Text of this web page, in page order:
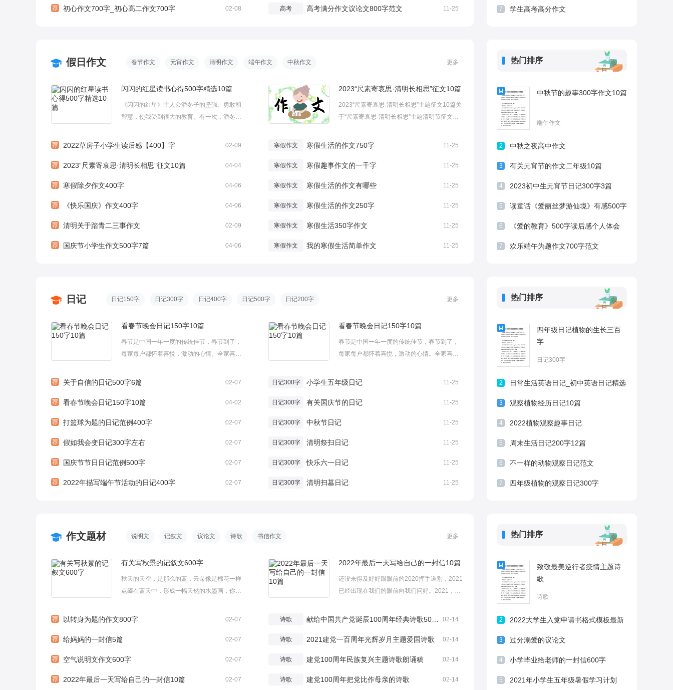
荐 初心作文700字_初心高二作文700字 02-08 高考 高考满分作文议论文800字范文 11-25 7 学生高考高分作文
假日作文 春节作文 元宵作文 清明作文 端午作文 中秋作文 更多
闪闪的红星读书心得500字精选10篇
《闪闪的红星》主人公潘冬子的坚强、勇敢和
智慧，使我受到很大的教育。有一次，潘冬子
了哨卡严禁任何人带盐上山。这里给大家分享
篇，希望对大家有所帮助。闪闪的红星读书...
荐 2022草房子小学生读后感【400】字 02-09
荐 2023“尺素寄哀思·清明长相思”征文10篇 04-04
荐 寒假除夕作文400字 04-06
荐 《快乐国庆》作文400字 04-06
荐 清明关于踏青二三事作文 02-09
荐 国庆节小学生作文500字7篇 04-06
2023“尺素寄哀思·清明长相思”征文10篇
2023“尺素寄哀思·清明长相思”主题征文10篇关
于“尺素寄哀思·清明长相思”主题清明节征文，
为大家整理的关于2023“尺素寄哀思·清明长相
清明长相思”...
寒假作文 寒假生活的作文750字 11-25
寒假作文 寒假趣事作文的一千字 11-25
寒假作文 寒假生活的作文有哪些 11-25
寒假作文 寒假生活的作文250字 11-25
寒假作文 寒假生活350字作文 11-25
寒假作文 我的寒假生活简单作文 11-25
热门排序
中秋节的趣事300字作文10篇
端午作文
2 中秋之夜高中作文
3 有关元宵节的作文二年级10篇
4 2023初中生元宵节日记300字3篇
5
读童话《爱丽丝梦游仙境》有感500字
6 《爱的教育》500字读后感个人体会
7 欢乐端午为题作文700字范文
日记 日记150字 日记300字 日记400字 日记500字 日记200字 更多
看春节晚会日记150字10篇
春节是中国一年一度的传统佳节，春节到了，
每家每户都怀着喜悦，激动的心情。全家喜气
春节晚会日记150字，一起来看看吧，希望对你
三十，我和一家人都坐在电视机旁看...
荐 关于自信的日记500字6篇 02-07
荐 看春节晚会日记150字10篇 04-02
荐 打篮球为题的日记范例400字 02-07
荐 假如我会变日记300字左右 02-07
荐 国庆节节日日记范例500字 02-07
荐 2022年描写端午节活动的日记400字 02-07
看春节晚会日记150字10篇
春节是中国一年一度的传统佳节，春节到了，
每家每户都怀着喜悦，激动的心情。全家喜气
春节晚会日记150字，一起来看看吧，希望对你
三十，我和一家人都坐在电视机旁看...
日记300字 小学生五年级日记 11-25
日记300字 有关国庆节的日记 11-25
日记300字 中秋节日记 11-25
日记300字 清明祭扫日记 11-25
日记300字 快乐六一日记 11-25
日记300字 清明扫墓日记 11-25
热门排序
四年级日记植物的生长三百
字
日记300字
2
日常生活英语日记_初中英语日记精选
5篇
3 观察植物经历日记10篇
4 2022植物观察趣事日记
5 周末生活日记200字12篇
6 不一样的动物观察日记范文
7 四年级植物的观察日记300字
作文题材 说明文 记叙文 议论文 诗歌 书信作文 更多
有关写秋景的记叙文600字
秋天的天空，是那么的蓝，云朵像是棉花一样
点缀在蓝天中，形成一幅天然的水墨画，你有
写秋景的记叙文600字例文，希望你喜欢。有关
宁静，秋天的景色，宁静而安详，秋...
荐 以转身为题的作文800字 02-07
荐 给妈妈的一封信5篇 02-07
荐 空气说明文作文600字 02-07
荐 2022年最后一天写给自己的一封信10篇 02-07
2022年最后一天写给自己的一封信10篇
还没来得及好好跟眼前的2020挥手道别，2021
已经出现在我们的眼前向我们问好。2021，就
憬。下面是小编为大家整理的2020年最后一天
考借鉴!写给自己的一封...
诗歌 献给中国共产党诞辰100周年经典诗歌500字 02-14
诗歌 2021建党一百周年光辉岁月主题爱国诗歌 02-14
诗歌 建党100周年民族复兴主题诗歌朗诵稿 02-14
诗歌 建党100周年把党比作母亲的诗歌 02-14
热门排序
致敬最美逆行者疫情主题诗
歌
诗歌
2 2022大学生入党申请书格式模板最新
3 过分溺爱的议论文
4 小学毕业给老师的一封信600字
5 2021年小学生五年级暑假学习计划